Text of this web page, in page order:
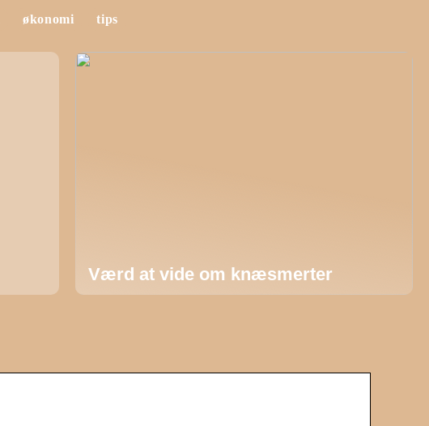
økonomi tips
Værd at vide om knæsmerter